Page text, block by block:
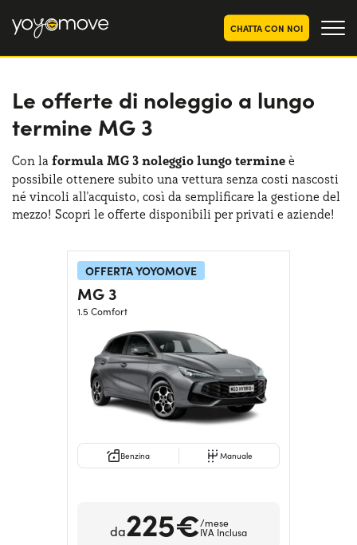
CHATTA CON NOI
OFFERTE NOLEGGIO
LUNGO TERMINE
Privati
Aziende e P.IVA
OFFERTE NOLEGGIO
CHI SIAMO
La nostra storia
COME FUNZIONA
PERCHÉ CONVIENE
Serve assistenza? 800595799
Le offerte di noleggio a lungo
termine MG 3
Con la formula MG 3 noleggio lungo termine è
possibile ottenere subito una vettura senza costi nascosti
né vincoli all'acquisto, così da semplificare la gestione del
mezzo! Scopri le offerte disponibili per privati e aziende!
OFFERTA YOYOMOVE
MG 3
1.5 Comfort
Benzina Manuale
da225€/mese
IVA Inclusa